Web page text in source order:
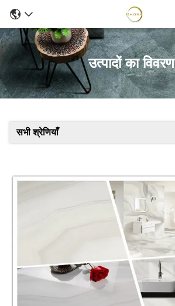
उत्पादों का विवरण
सभी श्रेणियाँ